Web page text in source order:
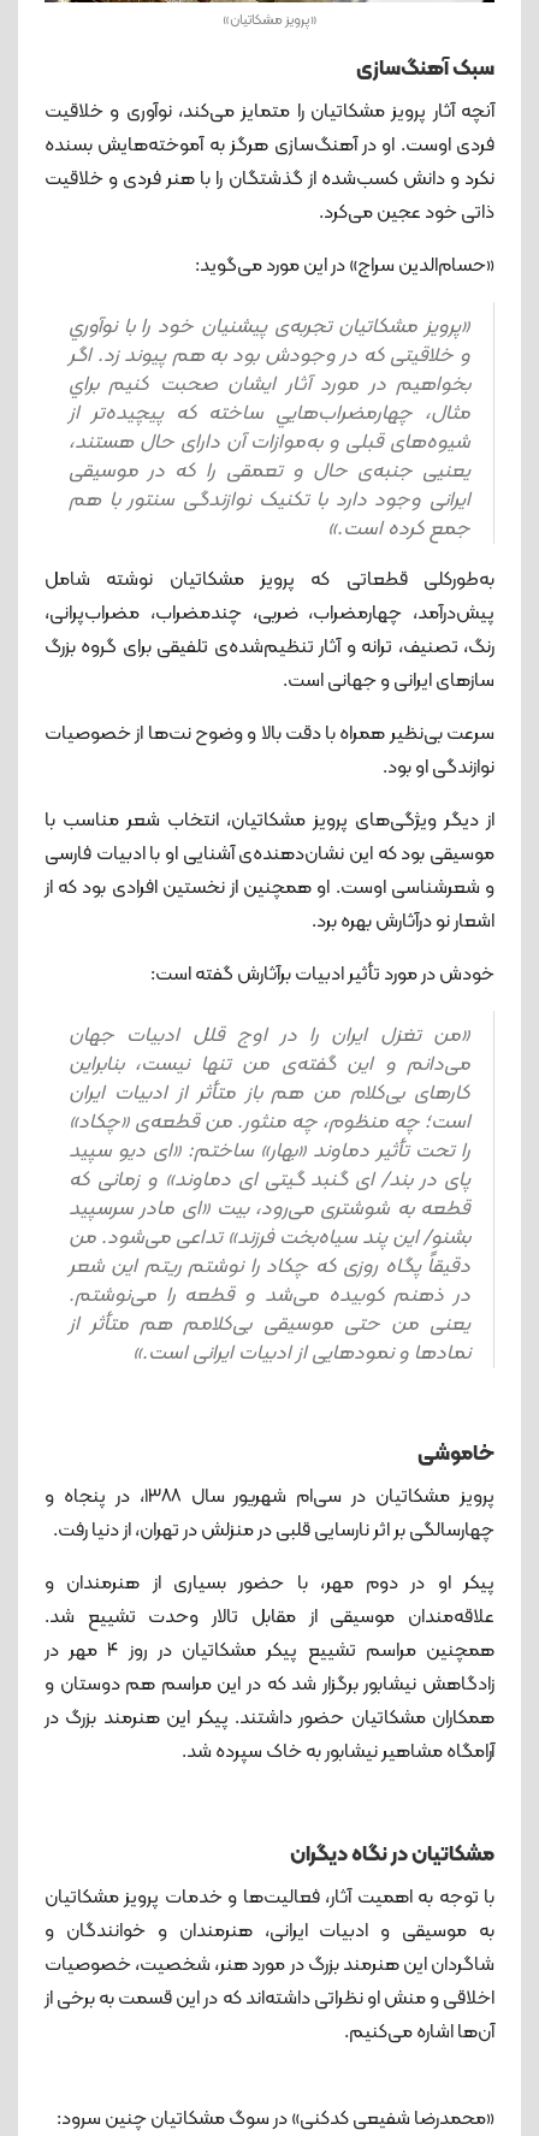
«پرویز مشکاتیان»
سبک آهنگ‌سازی
آنچه آثار پرویز مشکاتیان را متمایز می‌کند، نوآوری و خلاقیت
فردی اوست. او در آهنگ‌سازی هرگز به آموخته‌هایش بسنده
نکرد و دانش کسب‌شده از گذشتگان را با هنر فردی و خلاقیت
ذاتی خود عجین می‌کرد.
«حسام‌الدین سراج» در این مورد می‌گوید:
«پرويز مشكاتيان تجربه‌ی پيشنيان خود را با نوآوري
و خلاقيتی كه در وجودش بود به هم پيوند زد. اگر
بخواهيم در مورد آثار ايشان صحبت كنيم براي
مثال، چهارمضراب‌هايي ساخته كه پيچيده‌تر از
شيوه‌های قبلی و به‌موازات آن دارای حال هستند،
يعنيی جنبه‌ی حال و تعمقی را كه در موسيقی
ايرانی وجود دارد با تكنيک نوازندگی سنتور با هم
جمع كرده است.»
به‌طورکلی قطعاتی که پرویز مشکاتیان نوشته شامل
پیش‌درآمد، چهارمضراب، ضربی، چندمضراب، مضراب‌پرانی،
رنگ، تصنیف، ترانه و آثار تنظیم‌شده‌ی تلفیقی برای گروه بزرگ
سازهای ایرانی و جهانی است.
سرعت بی‌نظیر همراه با دقت بالا و وضوح نت‌ها از خصوصیات
نوازندگی او بود.
از دیگر ویژگی‌های پرویز مشکاتیان، انتخاب شعر مناسب با
موسیقی بود که این نشان‌دهنده‌ی آشنایی او با ادبیات فارسی
و شعرشناسی اوست. او همچنین از نخستین افرادی بود که از
اشعار نو درآثارش بهره برد.
خودش در مورد تأثیر ادبیات برآثارش گفته ‌است:
«من تغزل ایران را در اوج قلل ادبیات جهان
می‌دانم و این گفته‌ی من تنها نیست، بنابراین
کارهای بی‌کلام من هم باز متأثر از ادبیات ایران
است؛ چه منظوم، چه منثور. من قطعه‌ی «چکاد»
را تحت تأثیر دماوند «بهار» ساختم: «ای دیو سپید
پای در بند/ ای گنبد گیتی ای دماوند» و زمانی که
قطعه به شوشتری می‌رود، بیت «ای مادر سرسپید
بشنو/ این پند سیاه‌بخت فرزند» تداعی می‌شود. من
دقیقاً پگاه روزی که چکاد را نوشتم ریتم این شعر
در ذهنم کوبیده می‌شد و قطعه را می‌نوشتم.
یعنی من حتی موسیقی بی‌کلامم هم متأثر از
نمادها و نمودهایی از ادبیات ایرانی است.»
خاموشی
پرویز مشکاتیان در سی‌ام شهریور سال ۱۳۸۸، در پنجاه و
چهارسالگی بر اثر نارسایی قلبی در منزلش در تهران، از دنیا رفت.
پیکر او در دوم مهر، با حضور بسیاری از هنرمندان و
علاقه‌مندان موسیقی از مقابل تالار وحدت تشییع شد.
همچنین مراسم تشییع پیکر مشکاتیان در روز ۴ مهر در
زادگاهش نیشابور برگزار شد که در این مراسم هم دوستان و
همکاران مشکاتیان حضور داشتند. پیکر این هنرمند بزرگ در
آرامگاه مشاهیر نیشابور به خاک سپرده شد.
مشکاتیان در نگاه دیگران
با توجه به اهمیت آثار، فعالیت‌ها و خدمات پرویز مشکاتیان
به موسیقی و ادبیات ایرانی، هنرمندان و خوانندگان و
شاگردان این هنرمند بزرگ در مورد هنر، شخصیت، خصوصیات
اخلاقی و منش او نظراتی داشته‌اند که در این قسمت به برخی از
آن‌ها اشاره می‌کنیم.
«محمدرضا شفیعی ‌کدکنی» در سوگ مشکاتیان چنین سرود: